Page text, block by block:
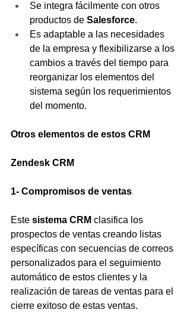
Se integra fácilmente con otros
productos de Salesforce.
Es adaptable a las necesidades
de la empresa y flexibilizarse a los
cambios a través del tiempo para
reorganizar los elementos del
sistema según los requerimientos
del momento.
Otros elementos de estos CRM
Zendesk CRM
1- Compromisos de ventas
Este sistema CRM clasifica los
prospectos de ventas creando listas
específicas con secuencias de correos
personalizados para el seguimiento
automático de estos clientes y la
realización de tareas de ventas para el
cierre exitoso de estas ventas.